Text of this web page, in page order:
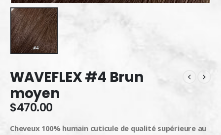
WAVEFLEX #4 Brun
moyen
$470.00
Cheveux 100% humain cuticule de qualité supérieure au